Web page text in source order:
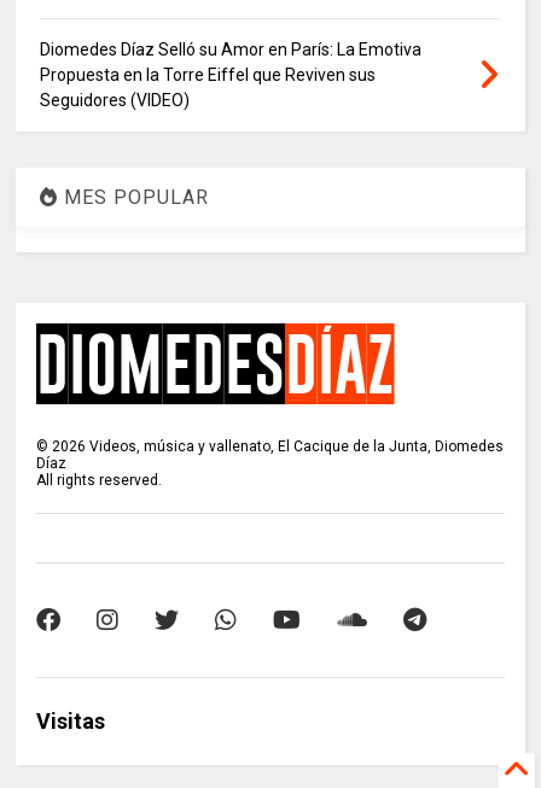
Diomedes Díaz Selló su Amor en París: La Emotiva
Propuesta en la Torre Eiffel que Reviven sus
Seguidores (VIDEO)
MES POPULAR
© 2026 Videos, música y vallenato, El Cacique de la Junta, Diomedes
Díaz
All rights reserved.
Visitas